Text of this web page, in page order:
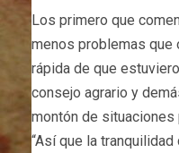
Los primero que
menos problemas que
rápida de que
consejo agrario y
montón de situaciones
“Así que la